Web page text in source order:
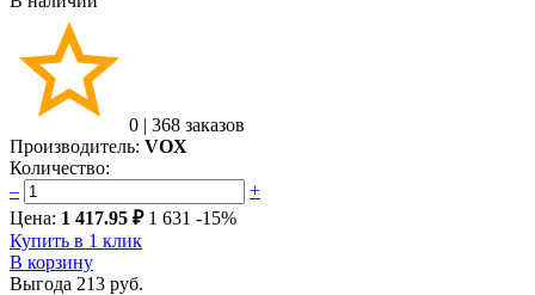
0 | 368 заказов
Производитель: VOX
Количество:
–
+
Цена: 1 417.95 ₽ 1 631 -15%
Купить в 1 клик
В корзину
Выгода 213 руб.